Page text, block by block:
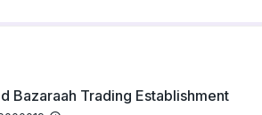
Bazaraah Trading Establishment